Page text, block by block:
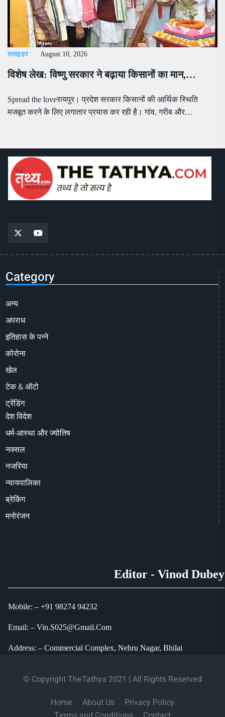
स्लाइडर August 10, 2026
विशेष लेख: विष्णु सरकार ने बढ़ाया किसानों का मान,…
Spread the loveरायपुर। प्रदेश सरकार किसानों की आर्थिक स्थिति
मजबूत करने के लिए लगातार प्रयास कर रही है। गांव, गरीब और…
Category
अन्य
अपराध
इतिहास के पन्ने
कोरोना
खेल
टेक & ऑटो
ट्रेंडिंग
देश विदेश
धर्म-आस्था और ज्योतिष
नक्सल
नजरिया
न्यायपालिका
ब्रेकिंग
मनोरंजन
Editor - Vinod Dubey
Mobile: – +91 98274 94232
Email: – Vin.S025@Gmail.Com
Address: – Commercial Complex, Nehru Nagar, Bhilai
© Copyright TheTathya 2021 | All Rights Reserved
Home
About Us
Privacy Policy